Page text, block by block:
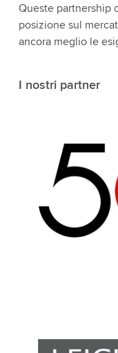
Queste partnership
posizione sul
ancora meglio le
I nostri partner